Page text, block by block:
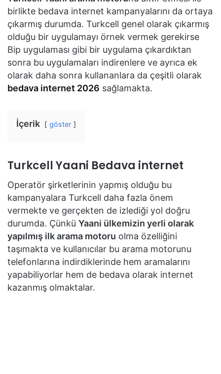
birlikte bedava internet kampanyalarını da ortaya
çıkarmış durumda. Turkcell genel olarak çıkarmış
olduğu bir uygulamayı örnek vermek gerekirse
Bip uygulaması gibi bir uygulama çıkardıktan
sonra bu uygulamaları indirenlere ve ayrıca ek
olarak daha sonra kullananlara da çeşitli olarak
bedava internet 2026 sağlamakta.
İçerik göster
Turkcell Yaani Bedava internet
Operatör şirketlerinin yapmış olduğu bu
kampanyalara Turkcell daha fazla önem
vermekte ve gerçekten de izlediği yol doğru
durumda. Çünkü Yaani ülkemizin yerli olarak
yapılmış ilk arama motoru olma özelliğini
taşımakta ve kullanıcılar bu arama motorunu
telefonlarına indirdiklerinde hem aramalarını
yapabiliyorlar hem de bedava olarak internet
kazanmış olmaktalar.